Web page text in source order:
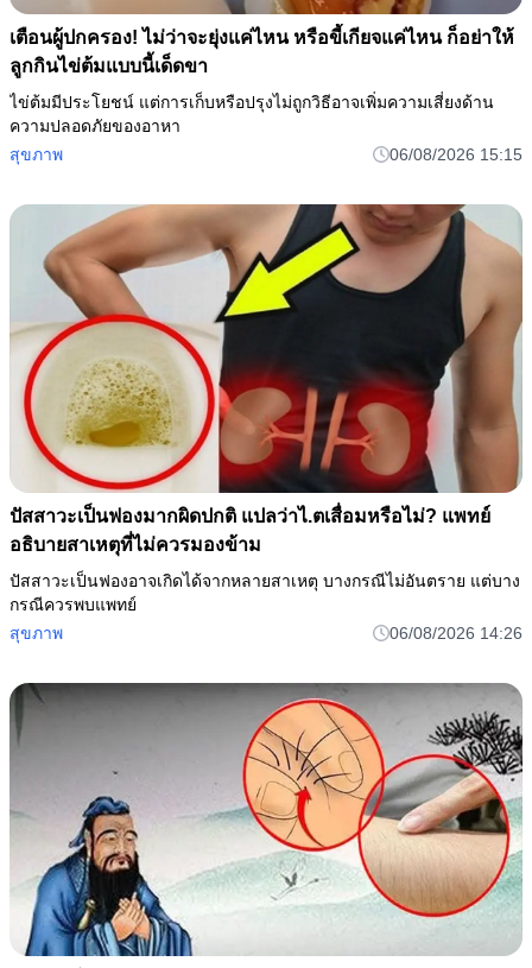
เตือนผู้ปกครอง! ไม่ว่าจะยุ่งแค่ไหน หรือขี้เกียจแค่ไหน ก็อย่าให้
ลูกกินไข่ต้มแบบนี้เด็ดขา
ไข่ต้มมีประโยชน์ แต่การเก็บหรือปรุงไม่ถูกวิธีอาจเพิ่มความเสี่ยงด้าน
ความปลอดภัยของอาหา
สุขภาพ
06/08/2026 15:15
ปัสสาวะเป็นฟองมากผิดปกติ แปลว่าไ.ตเสื่อมหรือไม่? แพทย์
อธิบายสาเหตุที่ไม่ควรมองข้าม
ปัสสาวะเป็นฟองอาจเกิดได้จากหลายสาเหตุ บางกรณีไม่อันตราย แต่บาง
กรณีควรพบแพทย์
สุขภาพ
06/08/2026 14:26